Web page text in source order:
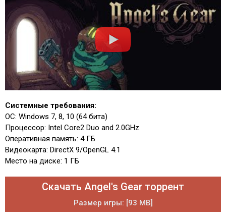
Системные требования:
ОС: Windows 7, 8, 10 (64 бита)
Процессор: Intel Core2 Duo and 2.0GHz
Оперативная память: 4 ГБ
Видеокарта: DirectX 9/OpenGL 4.1
Место на диске: 1 ГБ
Скачать Angel's Gear торрент
Размер игры: [93 MB]